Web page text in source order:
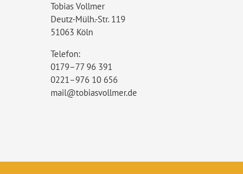
Tobias Vollmer
Deutz-Mülh.-Str. 119
51063 Köln
Telefon:
0179–77 96 391
0221–976 10 656
mail@tobiasvollmer.de